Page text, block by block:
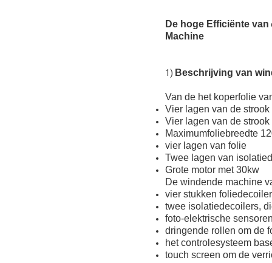
De hoge Efficiënte van
Machine
1) Beschrijving van
Van de het koperfolie
Vier lagen van de
Vier lagen van de
Maximumfoliebreedte
vier lagen van folie
Twee lagen van
Grote motor met 30kw
De windende machine
vier stukken
twee isolatiedecoilers,
foto-elektrische
dringende rollen om de
het controlesysteem
touch screen om de